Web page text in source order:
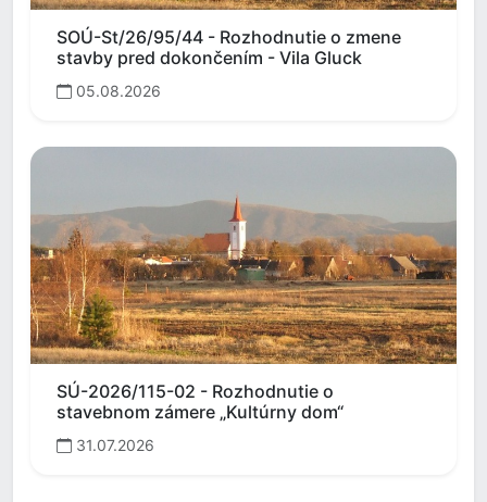
SOÚ-St/26/95/44 - Rozhodnutie o zmene
stavby pred dokončením - Vila Gluck
05.08.2026
SÚ-2026/115-02 - Rozhodnutie o
stavebnom zámere „Kultúrny dom“
31.07.2026